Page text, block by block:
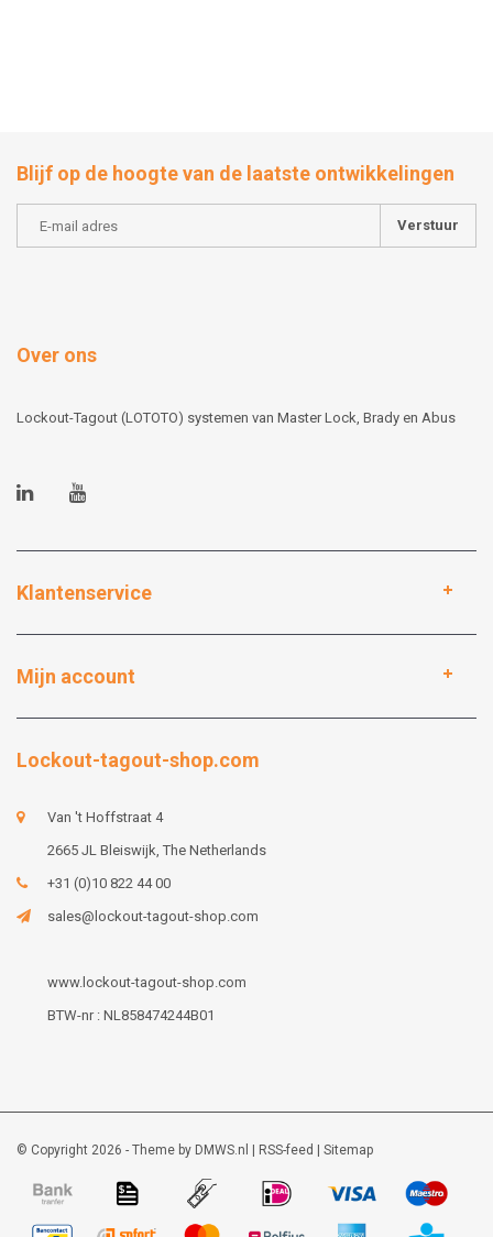
Blijf op de hoogte van de laatste ontwikkelingen
Verstuur
Over ons
Lockout-Tagout (LOTOTO) systemen van Master Lock, Brady en Abus
Klantenservice
Mijn account
Lockout-tagout-shop.com
Van 't Hoffstraat 4
2665 JL Bleiswijk, The Netherlands
+31 (0)10 822 44 00
sales@lockout-tagout-shop.com
www.lockout-tagout-shop.com
BTW-nr : NL858474244B01
© Copyright 2026 - Theme by DMWS.nl RSS-feed Sitemap